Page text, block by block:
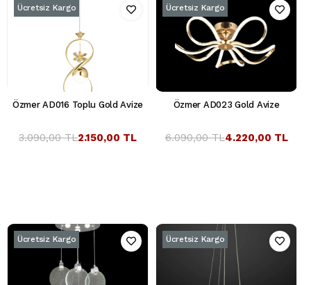
Özmer AD016 Toplu Gold Avize
2.150,00 TL
3.090,00 TL
Ücretsiz Kargo
Özmer AD023 Gold Avize
4.220,00 TL
6.090,00 TL
Ücretsiz Kargo
Ücretsiz Kargo Ücretsiz Kargo